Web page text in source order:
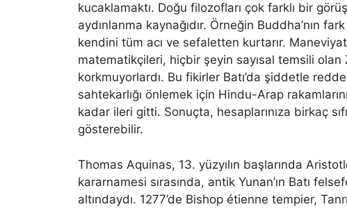
kucaklamaktı. Doğu filozofları çok farklı bir
aydınlanma kaynağıdır. Örneğin Buddha’nın
kendini tüm acı ve sefaletten kurtarır.
matematikçileri, hiçbir şeyin sayısal temsili
korkmuyorlardı. Bu fikirler Batı’da şiddetle
sahtekarlığı önlemek için Hindu-Arap
kadar ileri gitti. Sonuçta, hesaplarınıza birkaç
gösterebilir.
Thomas Aquinas, 13. yüzyılın başlarında
kararnamesi sırasında, antik Yunan’ın Batı
altındaydı. 1277’de Bishop étienne tempier,